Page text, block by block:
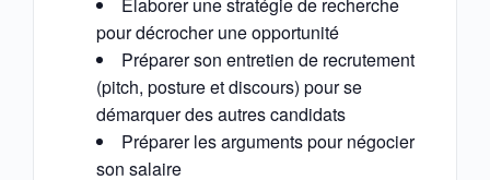
Élaborer une stratégie de recherche
pour décrocher une opportunité
Préparer son entretien de recrutement
(pitch, posture et discours) pour se
démarquer des autres candidats
Préparer les arguments pour négocier
son salaire